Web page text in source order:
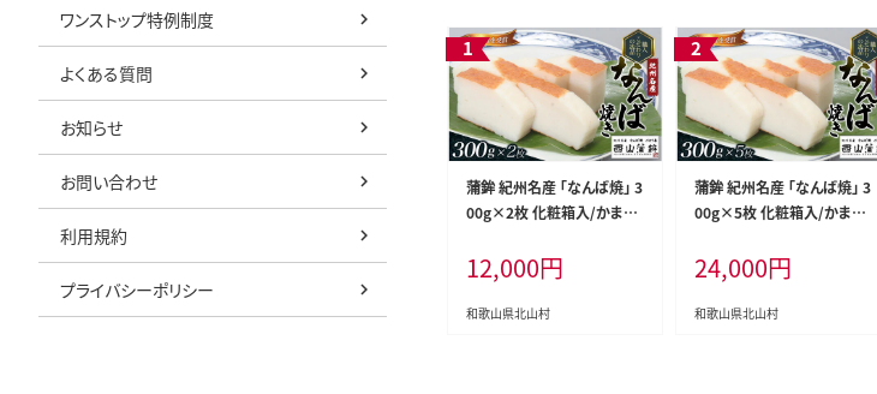
ワンストップ特例制度
よくある質問
お知らせ
お問い合わせ
利用規約
プライバシーポリシー
蒲鉾 紀州名産 「なんば焼」 3
00g×2枚 化粧箱入/かまぼ
物 初節句 内祝い お祝い お
返し 母の日 父の日 お中元
敬老の日 おつまみ 惣菜【ny
12,000円
和歌山県北山村
蒲鉾 紀州名産 「なんば焼」 3
00g×5枚 化粧箱入/かまぼ
物 初節句 内祝い お祝い お
返し 母の日 父の日 お中元
敬老の日 おつまみ 惣菜【ny
24,000円
和歌山県北山村